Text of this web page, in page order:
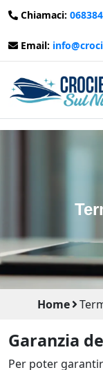
Chiamaci:
Email:
Crociere sul
Viaggi in
Blog
Home
Garanzia
Per poter